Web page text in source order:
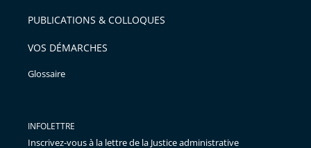
PUBLICATIONS & COLLOQUES
VOS DÉMARCHES
Glossaire
INFOLETTRE
Inscrivez-vous à la lettre de la Justice administrative